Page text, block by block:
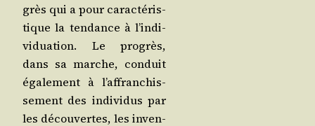
grès qui a pour carac­té­ris­
tique la ten­dance à l’in­di­
vi­dua­tion. Le pro­grès,
dans sa marche, conduit
éga­le­ment à l’af­fran­chis­
se­ment des indi­vi­dus par
les décou­vertes, les inven­